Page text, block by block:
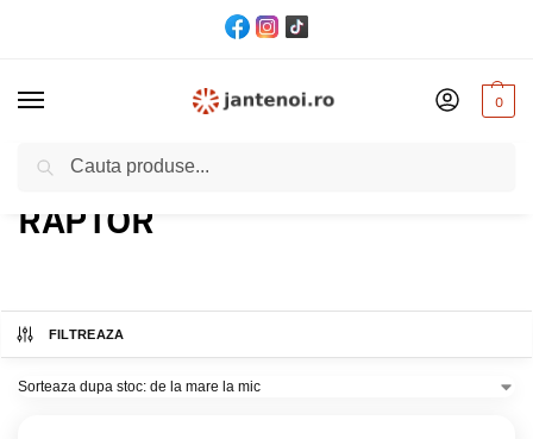
0
Acasă Produs Model / RAPTOR
RAPTOR
FILTREAZA